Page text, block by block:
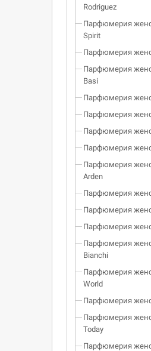
Rodriguez
Парфюмерия
Spirit
Парфюмерия
Парфюмерия
Basi
Парфюмерия
Парфюмерия
Парфюмерия
Парфюмерия
Парфюмерия
Arden
Парфюмерия
Парфюмерия
Парфюмерия
Парфюмерия
Bianchi
Парфюмерия
World
Парфюмерия
Парфюмерия
Today
Парфюмерия